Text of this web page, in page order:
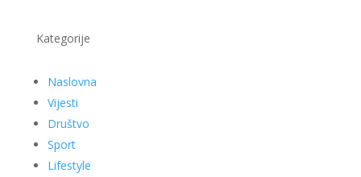
Kategorije
Naslovna
Vijesti
Društvo
Sport
Lifestyle